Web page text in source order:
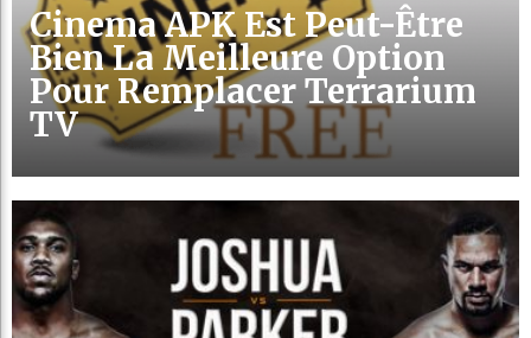
Cinema APK Est Peut-Être
Bien La Meilleure Option
Pour Remplacer Terrarium
TV